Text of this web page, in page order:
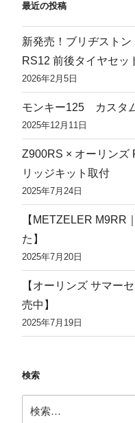
最近の投稿
新発売！ブリヂスト
RS12 前後タイヤセッ
2026年2月5日
モンキー125 カスタ
2025年12月11日
Z900RS × オーリンズ
リッジキット取付
2025年7月24日
【METZELER M9RR
た】
2025年7月20日
【オーリンズ サマー
売中】
2025年7月19日
検索
検